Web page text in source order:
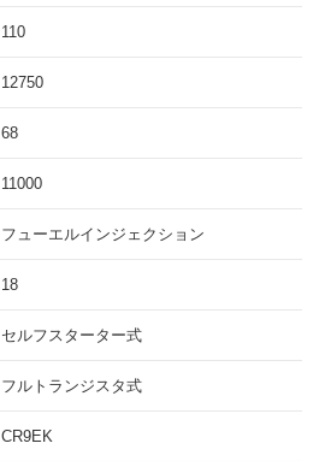
110
12750
68
11000
フューエルインジェクション
18
セルフスターター式
フルトランジスタ式
CR9EK